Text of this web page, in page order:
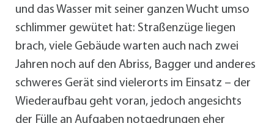
und das Wasser mit seiner ganzen Wucht umso
schlimmer gewütet hat: Straßenzüge liegen
brach, viele Gebäude warten auch nach zwei
Jahren noch auf den Abriss, Bagger und anderes
schweres Gerät sind vielerorts im Einsatz – der
Wiederaufbau geht voran, jedoch angesichts
der Fülle an Aufgaben notgedrungen eher